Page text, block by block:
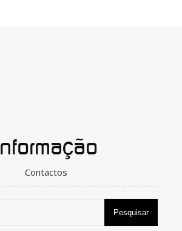
Informação
Contactos
Pesquisar